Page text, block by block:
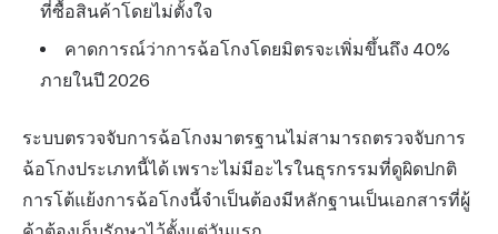
ที่ซื้อสินค้าโดยไม่ตั้งใจ
คาดการณ์ว่าการฉ้อโกงโดยมิตรจะเพิ่มขึ้นถึง 40%
ภายในปี 2026
ระบบตรวจจับการฉ้อโกงมาตรฐานไม่สามารถตรวจจับการ
ฉ้อโกงประเภทนี้ได้ เพราะไม่มีอะไรในธุรกรรมที่ดูผิดปกติ
การโต้แย้งการฉ้อโกงนี้จำเป็นต้องมีหลักฐานเป็นเอกสารที่ผู้